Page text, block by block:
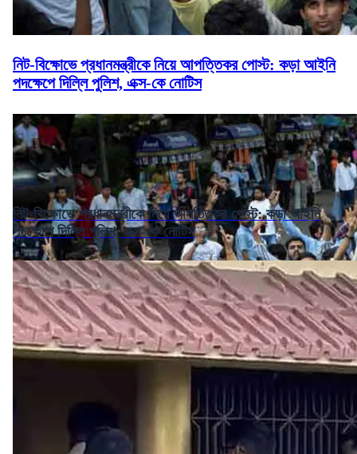
নিট-বিক্ষোভে প্রধানমন্ত্রীকে নিয়ে আপত্তিকর পোস্ট: কড়া আইনি
পদক্ষেপে দিল্লি পুলিশ, এক্স-কে নোটিস
নিট-বিক্ষোভে প্রধানমন্ত্রীকে নিয়ে আপত্তিকর পোস্ট: কড়া আইনি
পদক্ষেপে দিল্লি পুলিশ, এক্স-কে নোটিস